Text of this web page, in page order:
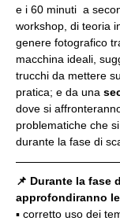
e i 60 minuti  a
workshop, di teoria
genere fotografico
macchina ideali,
trucchi da mettere
pratica; e da una
dove si
problematiche che
durante la fase di
📌 Durante la fase
approfondiranno
▪️ corretto uso dei